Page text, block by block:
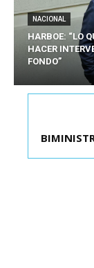
NACIONAL
HARBOE: “LO
HACER
FONDO”
KAST SE